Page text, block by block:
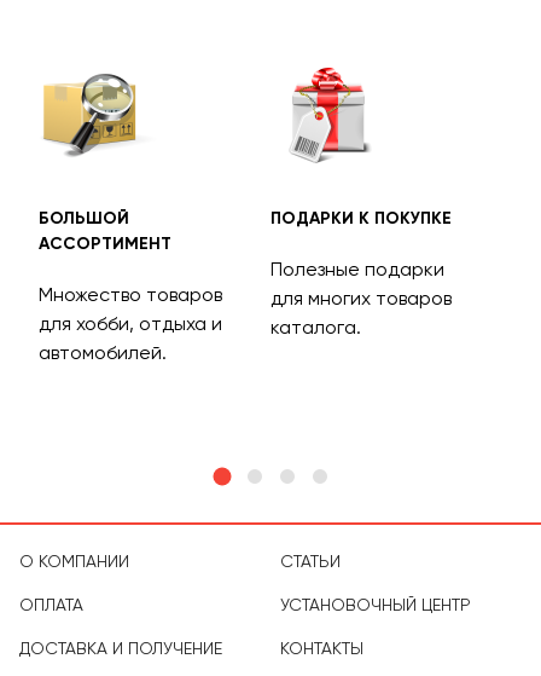
БОЛЬШОЙ
АССОРТИМЕНТ
Множество товаров
для хобби, отдыха и
автомобилей.
ПОДАРКИ К ПОКУПКЕ
Полезные подарки
для многих товаров
каталога.
О КОМПАНИИ
ОПЛАТА
ДОСТАВКА И ПОЛУЧЕНИЕ
СТАТЬИ
УСТАНОВОЧНЫЙ ЦЕНТР
КОНТАКТЫ